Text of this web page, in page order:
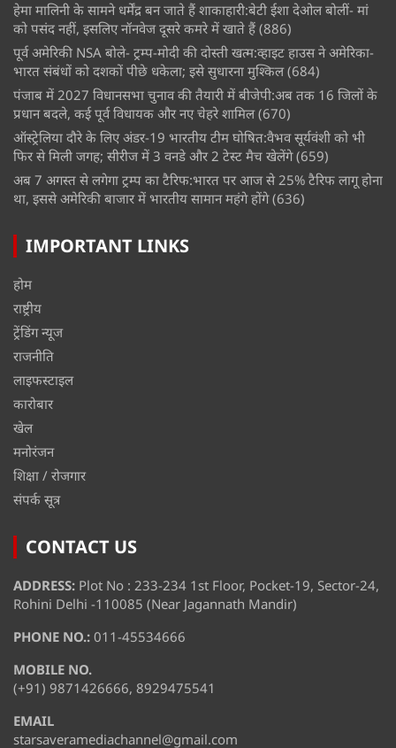
हेमा मालिनी के सामने धर्मेंद्र बन जाते हैं शाकाहारी:बेटी ईशा देओल बोलीं- मां
को पसंद नहीं, इसलिए नॉनवेज दूसरे कमरे में खाते हैं (886)
पूर्व अमेरिकी NSA बोले- ट्रम्प-मोदी की दोस्ती खत्म:व्हाइट हाउस ने अमेरिका-
भारत संबंधों को दशकों पीछे धकेला; इसे सुधारना मुश्किल (684)
पंजाब में 2027 विधानसभा चुनाव की तैयारी में बीजेपी:अब तक 16 जिलों के
प्रधान बदले, कई पूर्व विधायक और नए चेहरे शामिल (670)
ऑस्ट्रेलिया दौरे के लिए अंडर-19 भारतीय टीम घोषित:वैभव सूर्यवंशी को भी
फिर से मिली जगह; सीरीज में 3 वनडे और 2 टेस्ट मैच खेलेंगे (659)
अब 7 अगस्त से लगेगा ट्रम्प का टैरिफ:भारत पर आज से 25% टैरिफ लागू होना
था, इससे अमेरिकी बाजार में भारतीय सामान महंगे होंगे (636)
IMPORTANT LINKS
होम
राष्ट्रीय
ट्रेंडिंग न्यूज
राजनीति
लाइफस्टाइल
कारोबार
खेल
मनोरंजन
शिक्षा / रोजगार
संपर्क सूत्र
CONTACT US
ADDRESS: Plot No : 233-234 1st Floor, Pocket-19, Sector-24,
Rohini Delhi -110085 (Near Jagannath Mandir)
PHONE NO.: 011-45534666
MOBILE NO.
(+91) 9871426666, 8929475541
EMAIL
starsaveramediachannel@gmail.com